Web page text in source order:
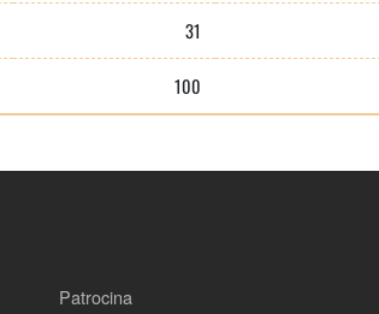
31
100
Patrocina